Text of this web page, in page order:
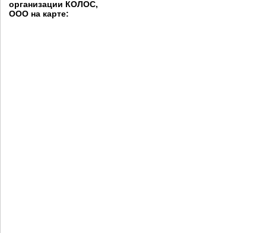
организации КОЛОС,
ООО на карте: